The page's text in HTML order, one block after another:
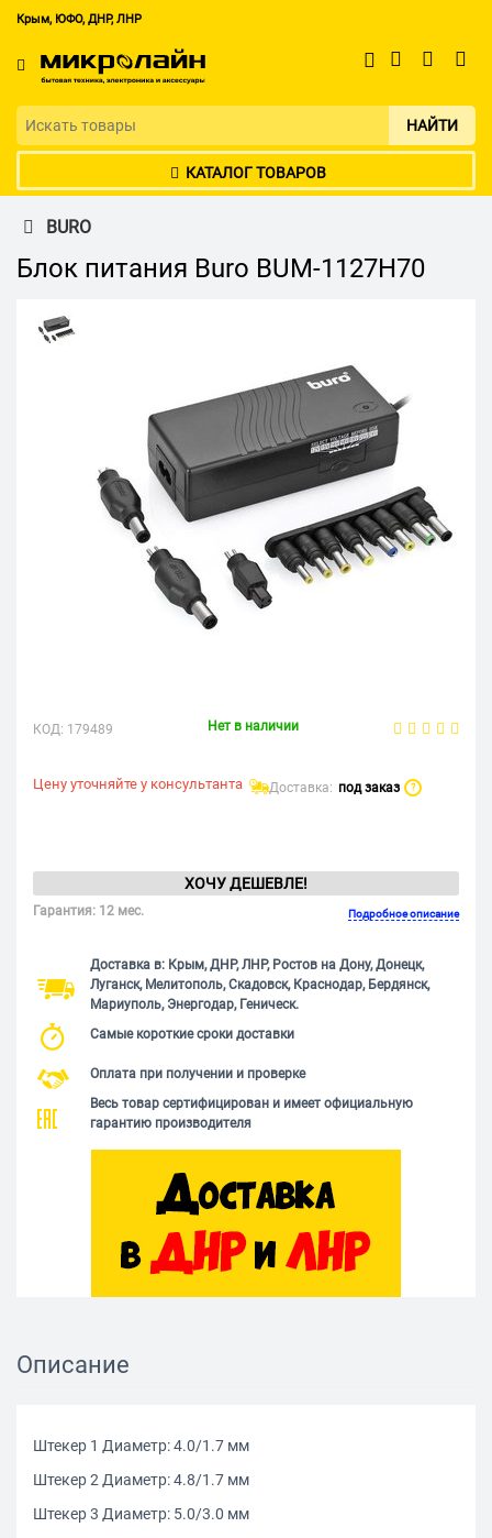
Крым, ЮФО, ДНР, ЛНР
НАЙТИ
КАТАЛОГ ТОВАРОВ
BURO
Блок питания Buro BUM-1127H70
КОД: 179489 Нет в наличии
Цену уточняйте у консультанта Доставка: под заказ ?
ХОЧУ ДЕШЕВЛЕ!
Гарантия: 12 мес. Подробное описание
Доставка в: Крым, ДНР, ЛНР, Ростов на Дону, Донецк,
Луганск, Мелитополь, Скадовск, Краснодар, Бердянск,
Мариуполь, Энергодар, Геническ.
Самые короткие сроки доставки
Оплата при получении и проверке
Весь товар сертифицирован и имеет официальную
гарантию производителя
Описание
Штекер 1 Диаметр: 4.0/1.7 мм
Штекер 2 Диаметр: 4.8/1.7 мм
Штекер 3 Диаметр: 5.0/3.0 мм